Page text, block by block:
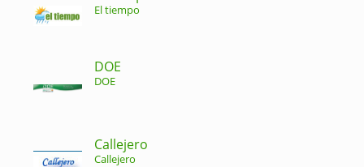
El tiempo
DOE
DOE
Callejero
Callejero